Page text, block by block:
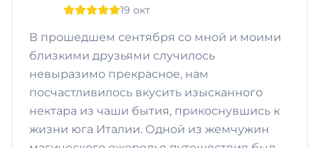
19 окт
В прошедшем сентября со мной и моими
близкими друзьями случилось
невыразимо прекрасное, нам
посчастливилось вкусить изысканного
нектара из чаши бытия, прикоснувшись к
жизни юга Италии. Одной из жемчужин